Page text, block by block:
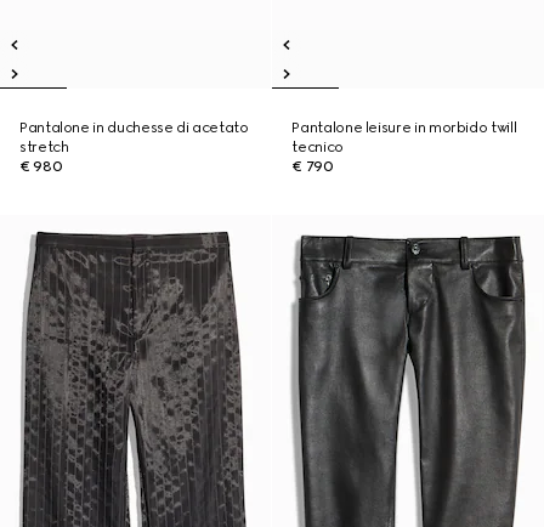
Pantalone in duchesse di acetato
stretch
€ 980
Pantalone leisure in morbido twill
tecnico
€ 790